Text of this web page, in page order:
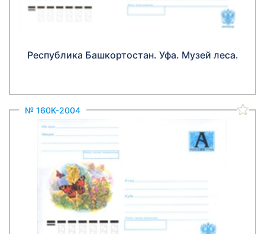
Республика Башкортостан. Уфа. Музей леса.
№ 160К-2004